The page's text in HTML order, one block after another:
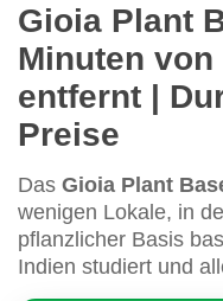
Gioia Plant
Minuten
entfernt |
Preise
Das Gioia Plant
wenigen Lokale, in
pflanzlicher Basis
Indien studiert und